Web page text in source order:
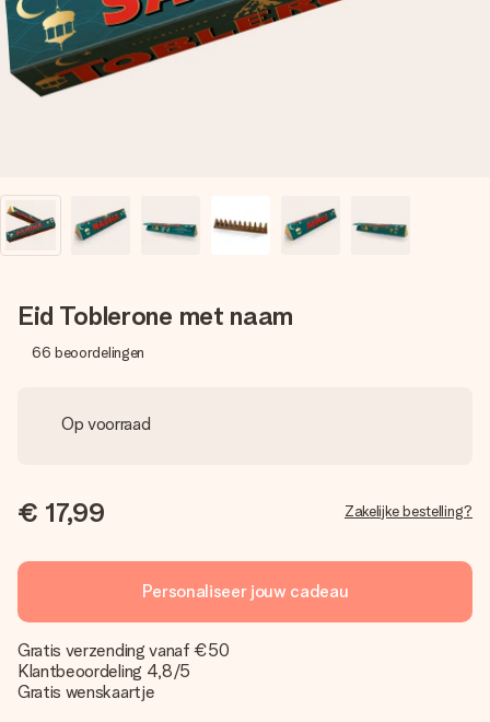
jullie foto of een boodschap die raakt. Zonder gedoe, maar
met alle aandacht voor het moment.
Eid Toblerone met naam
66 beoordelingen
Op voorraad
€ 17,99 Zakelijke bestelling?
Personaliseer jouw cadeau
Gratis verzending vanaf €50
Klantbeoordeling 4,8/5
Gratis wenskaartje